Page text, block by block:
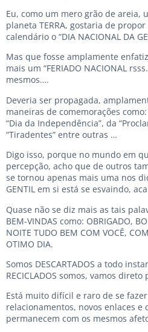
Eu, como um mero grão de areia,
planeta TERRA, gostaria de
calendário o “DIA NACIONAL DA
Mas que fosse amplamente
mais um “FERIADO NACIONAL
mesmos….
Deveria ser propagada,
maneiras de comemorações
“Dia da Independência”, da
“Tiradentes” entre outras …
Digo isso, porque no mundo em
percepção, acho que de outros
se tornou apenas mais uma nos
GENTIL em si está se esvaindo,
Quase não se diz mais as tais
BEM-VINDAS como: OBRIGADO,
NOITE TUDO BEM COM VOCÊ,
OTIMO DIA.
Somos DESCARTADOS a todo
RECICLADOS somos, vamos direto
Está muito difícil e raro de se
relacionamentos, novos enlaces e
permanecem com os mesmos